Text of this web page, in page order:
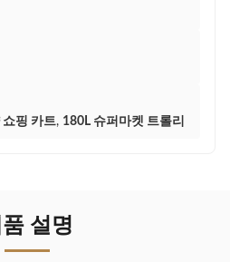
쇼핑 카트, 180L 슈퍼마켓 트롤리
설명